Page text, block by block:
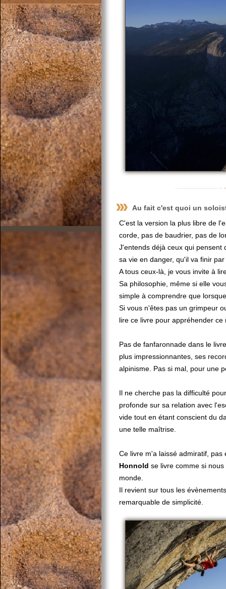
Au fait c'est quoi un
C'est la version la plus libre de
corde, pas de baudrier, pas de
J'entends déjà ceux qui pensent
sa vie en danger, qu'il va finir
A tous ceux-là, je vous invite à
Sa philosophie, même si elle
simple à comprendre que
Si vous n'êtes pas un grimpeur
lire ce livre pour appréhender ce
Pas de fanfaronnade dans le
plus impressionnantes, ses
alpinisme. Pas si mal, pour une
Il ne cherche pas la difficulté
profonde sur sa relation avec
vide tout en étant conscient du
une telle maîtrise.
Ce livre m'a laissé admiratif,
Honnold se livre comme si
monde.
Il revient sur tous les
remarquable de simplicité.